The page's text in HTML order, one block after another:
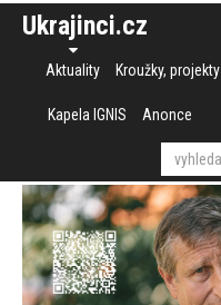
Ukrajinci.cz
Aktuality Kroužky, projekty
Kapela IGNIS Anonce